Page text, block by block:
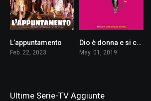
L’appuntamento
Feb. 22, 2023
6.8Dio è donna e si chiama Petrunya
May. 01, 2019
Ultime Serie-TV Aggiunte